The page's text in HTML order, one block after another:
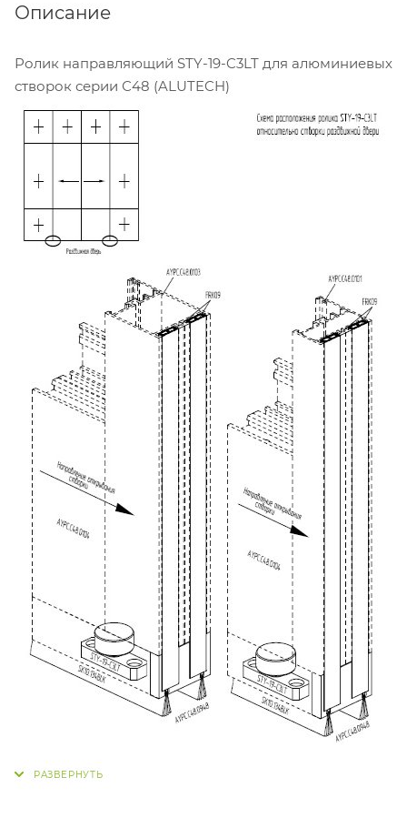
Описание
Ролик направляющий STY-19-C3LT для алюминиевых
створок серии С48 (ALUTECH)